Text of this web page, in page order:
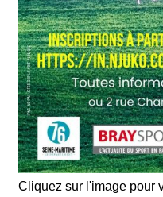
Cliquez sur l'image pour